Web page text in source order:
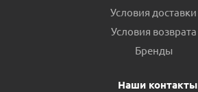
Условия доставки
Условия возврата
Бренды
Наши контакты